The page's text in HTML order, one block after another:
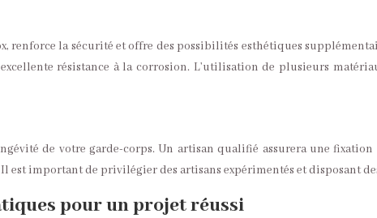
renforce la sécurité et offre des possibilités esthétiques
résistance à la corrosion. L’utilisation de plusieurs
de votre garde-corps. Un artisan qualifié assurera une
important de privilégier des artisans expérimentés et disposant
pour un projet réussi